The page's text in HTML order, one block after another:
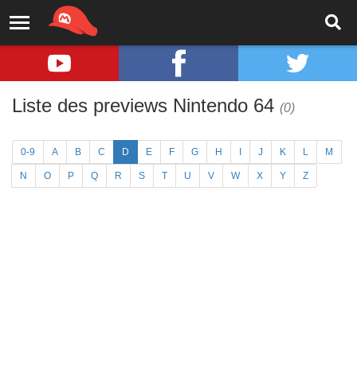
Liste des previews Nintendo 64 (0)
0-9 A B C D E F G H J K L M
N O P Q R S T U V W X Y Z